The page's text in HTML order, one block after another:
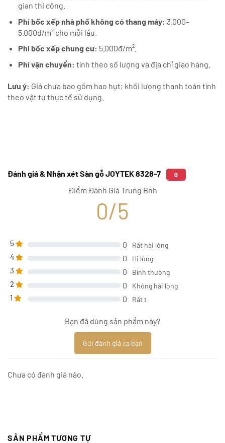
gian thi công.
Phí bốc xếp nhà phố không có thang máy: 3.000–
5.000đ/m² cho mỗi lầu.
Phí bốc xếp chung cư: 5.000đ/m².
Phí vận chuyển: tính theo số lượng và địa chỉ giao hàng.
Lưu ý: Giá chưa bao gồm hao hụt; khối lượng thanh toán tính
theo vật tư thực tế sử dụng.
Đánh giá & Nhận xét Sàn gỗ JOYTEK 8328-7 0
Điểm Đánh Giá Trung Bnh
0/5
5 0 Rất hài lòng
4 0 Hi lòng
3 0 Bình thường
2 0 Không hài lòng
1 0 Rất t
Bạn đã dùng sản phẩm này?
Gửi đánh giá ca bạn
Chưa có đánh giá nào.
SẢN PHẨM TƯƠNG TỰ